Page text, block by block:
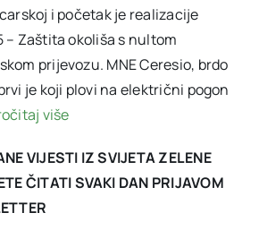
i početak je realizacije
– Zaštita okoliša s nultom
prijevozu. MNE Ceresio, brdo
je koji plovi na električni pogon
više
VIJESTI IZ SVIJETA ZELENE
ČITATI SVAKI DAN PRIJAVOM